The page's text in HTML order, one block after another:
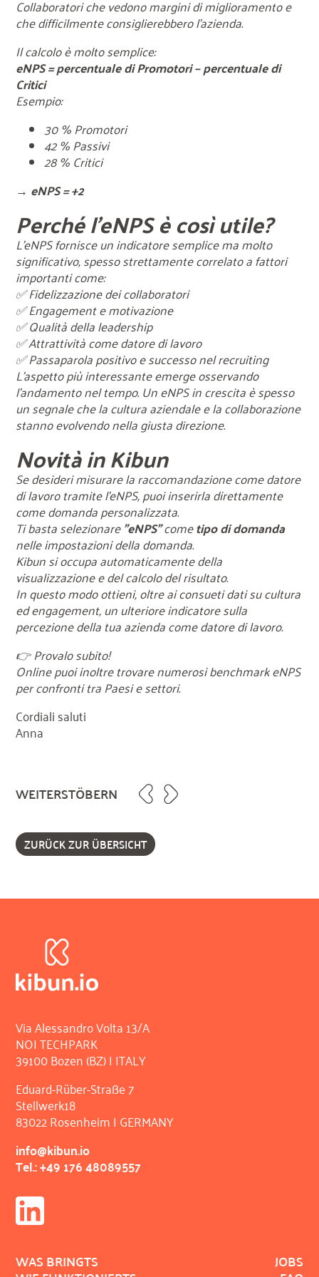
Collaboratori che vedono margini di miglioramento e
che difficilmente consiglierebbero l'azienda.
Il calcolo è molto semplice:
eNPS = percentuale di Promotori − percentuale di
Critici
Esempio:
30 % Promotori
42 % Passivi
28 % Critici
→ eNPS = +2
Perché l'eNPS è così utile?
L'eNPS fornisce un indicatore semplice ma molto
significativo, spesso strettamente correlato a fattori
importanti come:
✅ Fidelizzazione dei collaboratori
✅ Engagement e motivazione
✅ Qualità della leadership
✅ Attrattività come datore di lavoro
✅ Passaparola positivo e successo nel recruiting
L'aspetto più interessante emerge osservando
l'andamento nel tempo. Un eNPS in crescita è spesso
un segnale che la cultura aziendale e la collaborazione
stanno evolvendo nella giusta direzione.
Novità in Kibun
Se desideri misurare la raccomandazione come datore
di lavoro tramite l'eNPS, puoi inserirla direttamente
come domanda personalizzata.
Ti basta selezionare"eNPS"cometipo di domanda
nelle impostazioni della domanda.
Kibun si occupa automaticamente della
visualizzazione e del calcolo del risultato.
In questo modo ottieni, oltre ai consueti dati su cultura
ed engagement, un ulteriore indicatore sulla
percezione della tua azienda come datore di lavoro.
👉 Provalo subito!
Online puoi inoltre trovare numerosi benchmark eNPS
per confronti tra Paesi e settori.
Cordiali saluti
Anna
ZURÜCK ZUR ÜBERSICHT
WEITERSTÖBERN
Via Alessandro Volta 13/A
NOI TECHPARK
39100 Bozen (BZ) | ITALY
Eduard-Rüber-Straße 7
Stellwerk18
83022 Rosenheim | GERMANY
info@kibun.io
Tel.: +49 176 48089557
WAS BRINGTS JOBS